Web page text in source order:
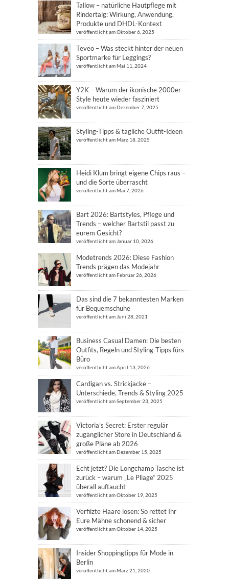
Tallow – natürliche Hautpflege mit
Rindertalg: Wirkung, Anwendung,
Produkte und DHDL-Kontext
veröffentlicht am Oktober 6, 2025
Teveo – Was steckt hinter der neuen
Sportmarke für Leggings?
veröffentlicht am Mai 11, 2024
Y2K – Warum der ikonische 2000er
Style heute wieder fasziniert
veröffentlicht am Dezember 7, 2025
Styling-Tipps & tägliche Outfit-Ideen
veröffentlicht am März 18, 2025
Heidi Klum bringt eigene Chips raus –
und die Sorte überrascht
veröffentlicht am Mai 7, 2026
Bart 2026: Bartstyles, Pflege und
Trends – welcher Bartstil passt zu
eurem Gesicht?
veröffentlicht am Januar 10, 2026
Modetrends 2026: Diese Fashion
Trends prägen das Modejahr
veröffentlicht am Februar 26, 2026
Das sind die 7 bekanntesten Marken
für Bequemschuhe
veröffentlicht am Juni 28, 2021
Business Casual Damen: Die besten
Outfits, Regeln und Styling-Tipps fürs
Büro
veröffentlicht am April 13, 2026
Cardigan vs. Strickjacke –
Unterschiede, Trends & Styling 2025
veröffentlicht am September 23, 2025
Victoria’s Secret: Erster regulär
zugänglicher Store in Deutschland &
große Pläne ab 2026
veröffentlicht am Dezember 15, 2025
Echt jetzt? Die Longchamp Tasche ist
zurück – warum „Le Pliage“ 2025
überall auftaucht
veröffentlicht am Oktober 19, 2025
Verfilzte Haare lösen: So rettet Ihr
Eure Mähne schonend & sicher
veröffentlicht am Oktober 14, 2025
Insider Shoppingtipps für Mode in
Berlin
veröffentlicht am März 21, 2020